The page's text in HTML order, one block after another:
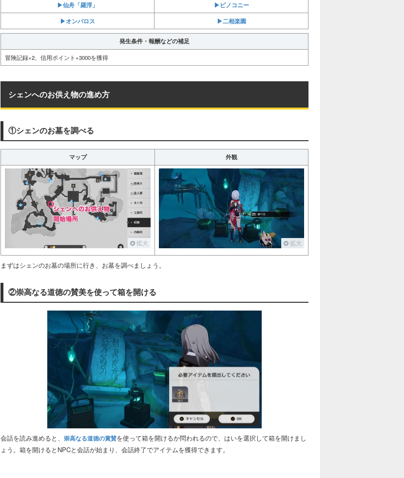
・各アイコンをタップすることで、獲得済みマークへ変更することも可能です。
・最上部よりマップの切り替えが可能です。（入力して検索も可）
・左の緑ボタンを押すことで獲得済みのアイコンを非表示にできます。
▶︎仙舟「羅浮」
▶︎ピノコニー
▶︎オンパロス
▶︎二相楽園
発生条件・報酬などの補足
冒険記録×2、信用ポイント×3000を獲得
シェンへのお供え物の進め方
①シェンのお墓を調べる
マップ 外観
拡大 拡大
まずはシェンのお墓の場所に行き、お墓を調べましょう。
②崇高なる道徳の賛美を使って箱を開ける
会話を読み進めると、 崇高なる道徳の賞賛を使って箱を開けるか問われるので、はいを選択して箱を開けまし
ょう。箱を開けるとNPCと会話が始まり、会話終了でアイテムを獲得できます。